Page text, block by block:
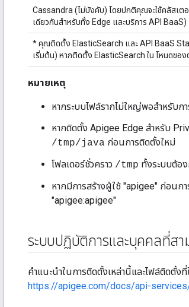
Cassandra (ไม่บังคับ) โดยปกติคุณจะใช้คลัสเต
เดียวกันสำหรับทั้ง Edge และบริการ API BaaS)
* คุณติดตั้ง ElasticSearch และ API BaaS
เริ่มต้น) หากติดตั้ง ElasticSearch ใน โหนดของ
หมายเหตุ
หากระบบไฟล์รากไม่ใหญ่พอสำหรับ
หากติดตั้ง Apigee Edge สำหรับ
/tmp/java ก่อนการติดตั้งใหม่
โฟลเดอร์ชั่วคราว /tmp ทั้งระบบต้อ
หากมีการสร้างผู้ใช้ "apigee" ก่อนก
"apigee:apigee"
ระบบปฏิบัติการและบุคคลที่ส
คำแนะนำในการติดตั้งเหล่านี้และไฟล์ติดตั้
https://apigee.com/docs/api-